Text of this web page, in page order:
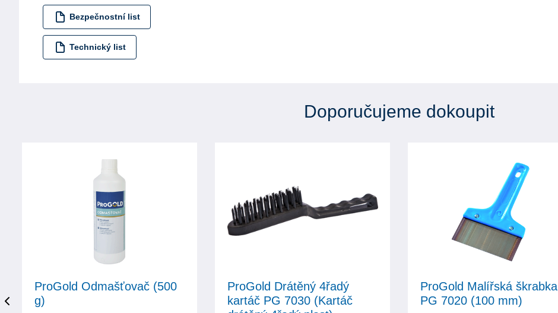
Bezpečnostní list
Technický list
Doporučujeme dokoupit
ProGold Odmašťovač (500
g)
ProGold Drátěný 4řadý
kartáč PG 7030 (Kartáč
ProGold Malířská škrabka
PG 7020 (100 mm)